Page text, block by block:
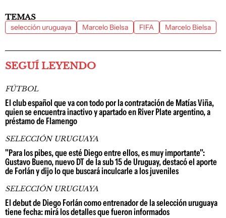
TEMAS
selección uruguaya Marcelo Bielsa FIFA Marcelo Bielsa
SEGUÍ LEYENDO
FÚTBOL
El club español que va con todo por la contratación de Matías Viña,
quien se encuentra inactivo y apartado en River Plate argentino, a
préstamo de Flamengo
SELECCIÓN URUGUAYA
"Para los pibes, que esté Diego entre ellos, es muy importante":
Gustavo Bueno, nuevo DT de la sub 15 de Uruguay, destacó el aporte
de Forlán y dijo lo que buscará inculcarle a los juveniles
SELECCIÓN URUGUAYA
El debut de Diego Forlán como entrenador de la selección uruguaya
tiene fecha: mirá los detalles que fueron informados